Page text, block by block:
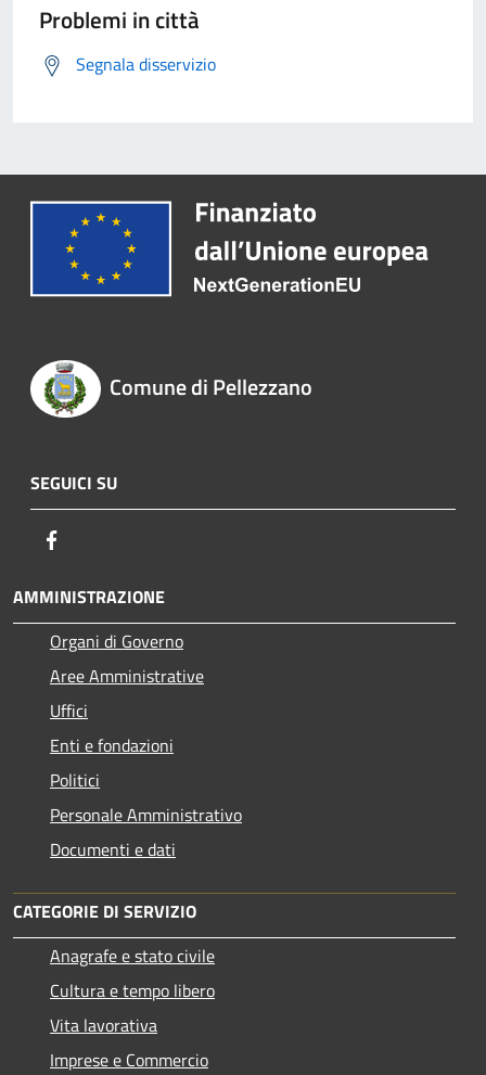
Problemi in città
Segnala disservizio
Comune di Pellezzano
SEGUICI SU
AMMINISTRAZIONE
Organi di Governo
Aree Amministrative
Uffici
Enti e fondazioni
Politici
Personale Amministrativo
Documenti e dati
CATEGORIE DI SERVIZIO
Anagrafe e stato civile
Cultura e tempo libero
Vita lavorativa
Imprese e Commercio